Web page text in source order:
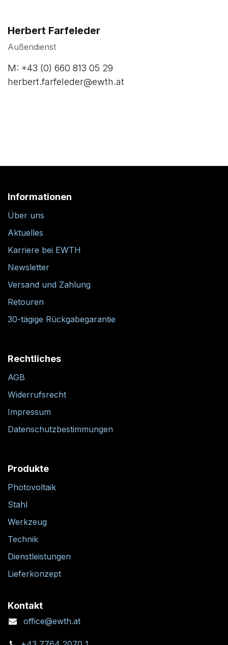
Herbert Farfeleder
Außendienst
M: +43 (0) 660 813 05 29
herbert.farfeleder@ewth.at
Informationen
Über uns
Aktuelles
Karriere bei EWTH
Newsletter
Versand und Zahlung
Retouren
30-tägige Rückgabegarantie
Rechtliches
AGB
Widerrufsrecht
Impressum
Datenschutzbestimmungen
Produkte
Photovoltaik
Stahl
Werkzeug
Technik
Dienstleistungen
Lieferkonzept
Kontakt
office@ewth.at